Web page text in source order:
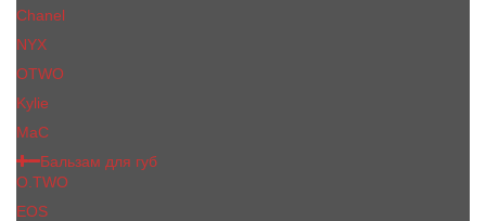
Chanel
NYX
OTWO
Kylie
МаС
Бальзам для губ
O.TWO
EOS